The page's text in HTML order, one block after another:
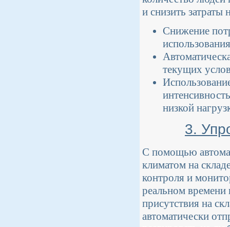
и снизить
Снижение
текущих
низкой
3.
С помощью
климатом на
контроля и
реальном времени
присутствия на
автоматически